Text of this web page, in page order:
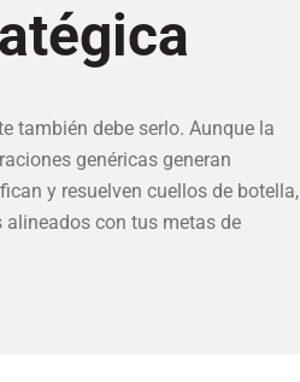
también debe serlo. Aunque la
genéricas generan
y resuelven cuellos de botella,
con tus metas de